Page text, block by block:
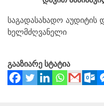
საგადასახადო აუდიტის დეპარტამენტის
ხელმძღვანელი
გააზიარე სტატია